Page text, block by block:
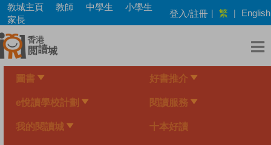
Skip
main
content
教城主頁 教師 中學生
小學生
家長
登入/註冊 | 繁 | English
圖書 好書推介
e悅讀學校計劃 閱讀服務
我的閱讀城 十本好讀